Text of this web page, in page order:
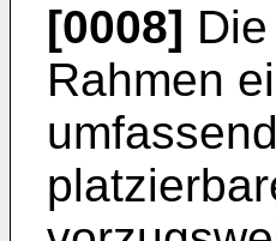
[0008]
Rahmen